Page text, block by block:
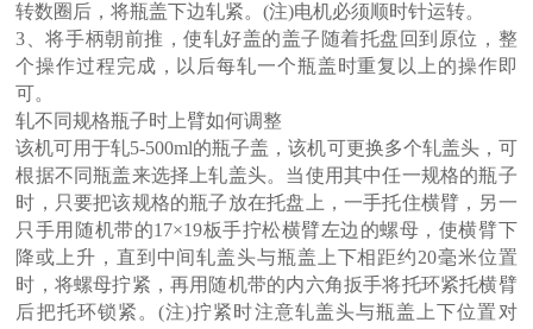
转数圈后，将瓶盖下边轧紧。(注)电机必须顺时针运转。
3、将手柄朝前推，使轧好盖的盖子随着托盘回到原位，整
个操作过程完成，以后每轧一个瓶盖时重复以上的操作即
可。
轧不同规格瓶子时上臂如何调整
该机可用于轧5-500ml的瓶子盖，该机可更换多个轧盖头，可
根据不同瓶盖来选择上轧盖头。当使用其中任一规格的瓶子
时，只要把该规格的瓶子放在托盘上，一手托住横臂，另一
只手用随机带的17×19板手拧松横臂左边的螺母，使横臂下
降或上升，直到中间轧盖头与瓶盖上下相距约20毫米位置
时，将螺母拧紧，再用随机带的内六角扳手将托环紧托横臂
后把托环锁紧。(注)拧紧时注意轧盖头与瓶盖上下位置对